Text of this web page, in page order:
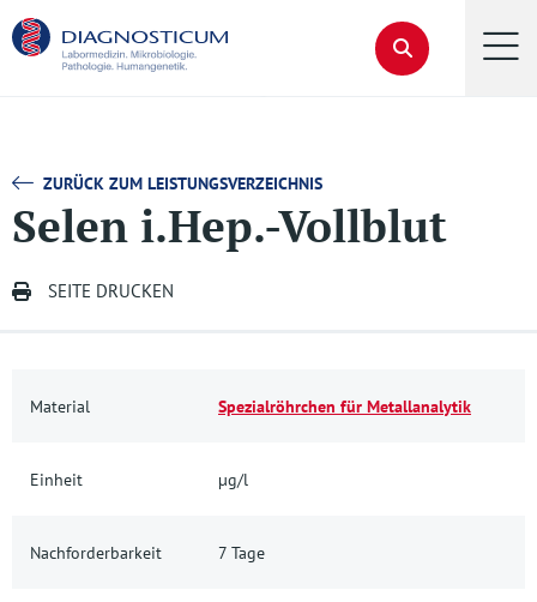
ZURÜCK ZUM LEISTUNGSVERZEICHNIS
Selen i.Hep.-Vollblut
SEITE DRUCKEN
Material Spezialröhrchen für Metallanalytik
Einheit µg/l
Nachforderbarkeit 7 Tage